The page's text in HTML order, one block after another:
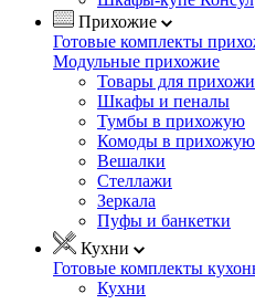
Прихожие
Готовые комплекты
Модульные прихожие
Товары для
Шкафы и пеналы
Тумбы в прихожую
Комоды в прихожую
Вешалки
Стеллажи
Зеркала
Пуфы и банкетки
Кухни
Готовые комплекты
Кухни